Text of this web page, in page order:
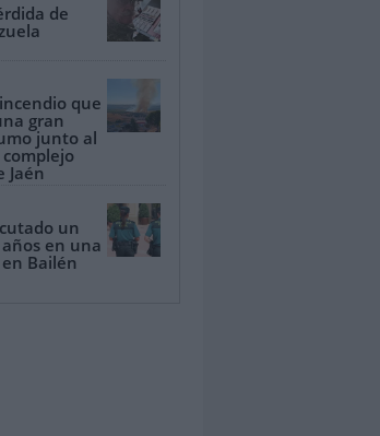
de
que
gran
junto al
Jaén
un
en una
Bailén